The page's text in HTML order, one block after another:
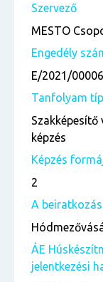
Szervező
MESTO
Engedély
E/2021/
Tanfolyam
képzés
Képzés
2
A
ÁE
jelentkezési